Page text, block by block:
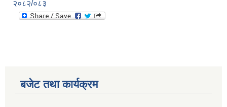
२०८२/०८३
बजेट तथा कार्यक्रम